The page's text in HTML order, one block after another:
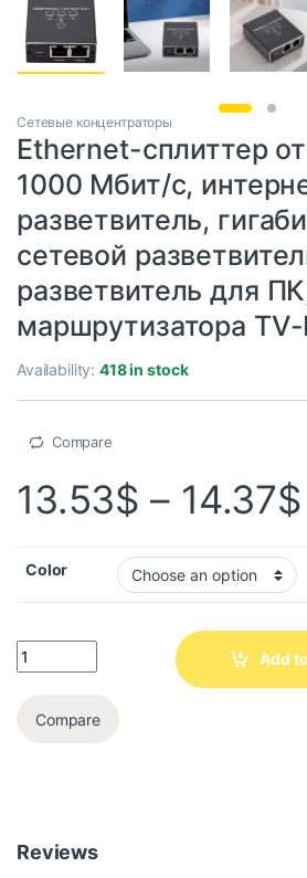
Сетевые концентраторы
Ethernet-сплиттер
1000 Мбит/с,
разветвитель,
сетевой
разветвитель для
маршрутизатора TV-
Availability:418 in stock
Compare
13.53$ – 14.37$
Color
Add
Compare
Reviews